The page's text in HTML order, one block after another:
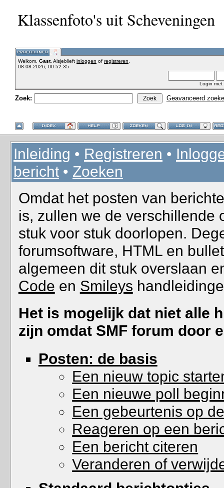
Klassenfoto's uit Scheveningen
Welkom, Gast. Alsjeblieft inloggen of registreren
08-08-2026, 00:52:35
Login met
Zoek: Geavanceerd
Inleiding • Registreren •
bericht • Zoeken
Omdat het posten van
is, zullen we de verschillende
stuk voor stuk doorlopen.
forumsoftware, HTML en
algemeen dit stuk overslaan
Code en Smileys
Het is mogelijk dat niet alle
zijn omdat SMF forum door
Posten: de basis
Een nieuw topic
Een nieuwe poll
Een gebeurtenis op
Reageren op een
Een bericht citeren
Veranderen of